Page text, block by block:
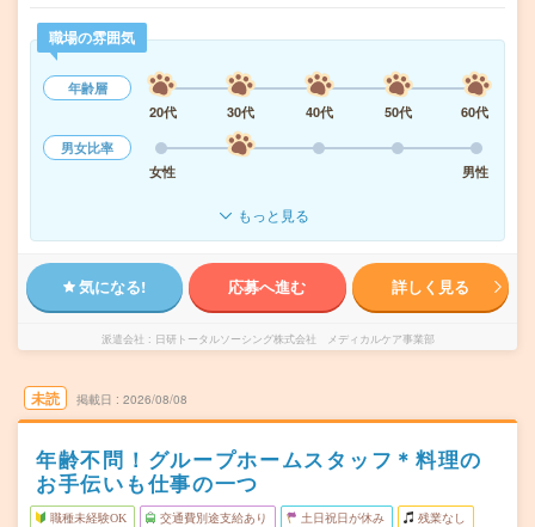
職場の雰囲気
年齢層
20代
30代 40代 50代
60代
男女比率
女性
男性
もっと見る
気になる! 応募へ進む 詳しく見る
派遣会社 日研トータルソーシング株式会社 メディカルケア事業部
未読 掲載日 2026/08/08
年齢不問！グループホームスタッフ＊料理の
お手伝いも仕事の一つ
職種未経験OK 交通費別途支給あり 土日祝日が休み 残業なし